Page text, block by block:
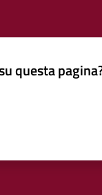
questa